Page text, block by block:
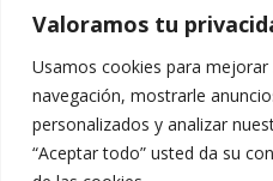
Valoramos tu
Usamos cookies para mejorar
navegación, mostrarle
personalizados y analizar
“Aceptar todo” usted da su